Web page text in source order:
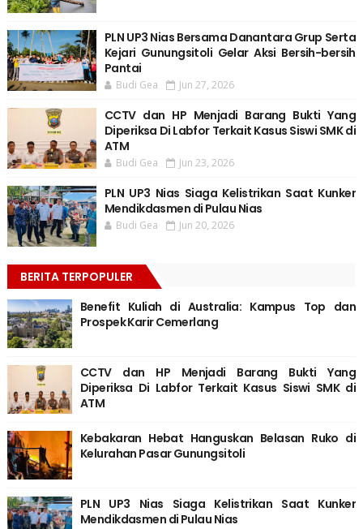
PLN UP3 Nias Bersama Danantara Grup Serta
Kejari Gunungsitoli Gelar Aksi Bersih-bersih
Pantai
Budi Gea Jun 27, 2026
CCTV dan HP Menjadi Barang Bukti Yang
Diperiksa Di Labfor Terkait Kasus Siswi SMK di
ATM
Budi Gea Jun 23, 2026
PLN UP3 Nias Siaga Kelistrikan Saat Kunker
Mendikdasmen di Pulau Nias
Budi Gea Jun 20, 2026
BERITA TERPOPULER
Benefit Kuliah di Australia: Kampus Top dan
Prospek Karir Cemerlang
CCTV dan HP Menjadi Barang Bukti Yang
Diperiksa Di Labfor Terkait Kasus Siswi SMK di
ATM
Kebakaran Hebat Hanguskan Belasan Ruko di
Kelurahan Pasar Gunungsitoli
PLN UP3 Nias Siaga Kelistrikan Saat Kunker
Mendikdasmen di Pulau Nias